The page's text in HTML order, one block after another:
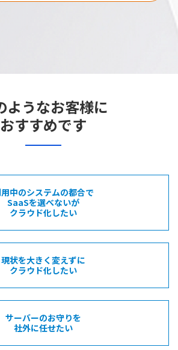
ようなお客様に
おすすめです
中のシステムの都合で
SaaSを選べないが
クラウド化したい
現状を大きく変えずに
クラウド化したい
サーバーのお守りを
社外に任せたい